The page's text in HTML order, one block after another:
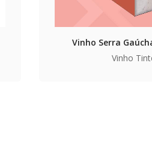
Vinho Serra
Vinho